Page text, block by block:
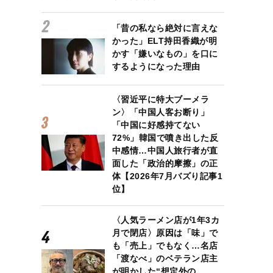
「昔の私なら絶対に言えな
かった」ELT持田香織が明
かす「嫌いなもの」を口に
するようになった理由
〈習近平に特大ブーメラ
ン〉「中国人客お断り」
「中国に好感持てない
72%」韓国で噴き出した反
中感情…中国人旅行者が直
面した「政治的摩擦」の正
体【2026年7月バズり記事1
位】
〈人気ラーメン店が1年3カ
月で閉店〉原因は「味」で
も「売上」でもなく…名店
「渡なべ」のベテラン店主
が明かした“想定外の